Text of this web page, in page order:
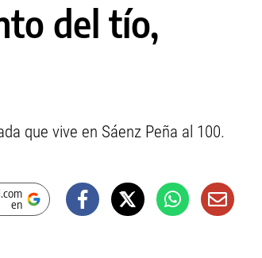
del tío,
que vive en Sáenz Peña al 100.
en